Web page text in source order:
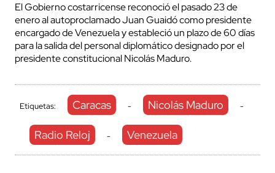
El Gobierno costarricense reconoció el pasado 23 de
enero al autoproclamado Juan Guaidó como presidente
encargado de Venezuela y estableció un plazo de 60 días
para la salida del personal diplomático designado por el
presidente constitucional Nicolás Maduro.
Etiquetas: Caracas - Nicolás Maduro -
Radio Reloj - Venezuela